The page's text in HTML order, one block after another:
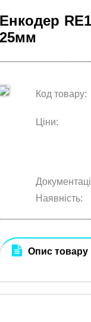
Енкодер
25мм
Код товару:
Ціни:
Наявність:
Опис товару